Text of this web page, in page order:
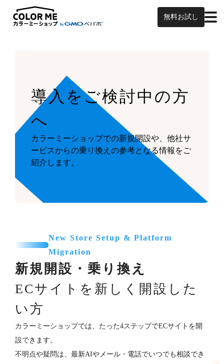
無料お試し
導入をご検討中の方
へ
カラーミーショップでの新規開設や、他社サ
ービスからの乗り換えの参考となる情報をご
紹介します。
New Store Setup & Platform
Migration
新規開設・乗り換え
ECサイトを新しく開設した
い方
カラーミーショップでは、たった4ステップでECサイトを開
設できます。
不明点や疑問は、最新AIやメール・電話でいつでも相談でき